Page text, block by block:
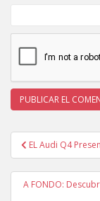
de
entradas
EL Audi Q4
A FONDO: